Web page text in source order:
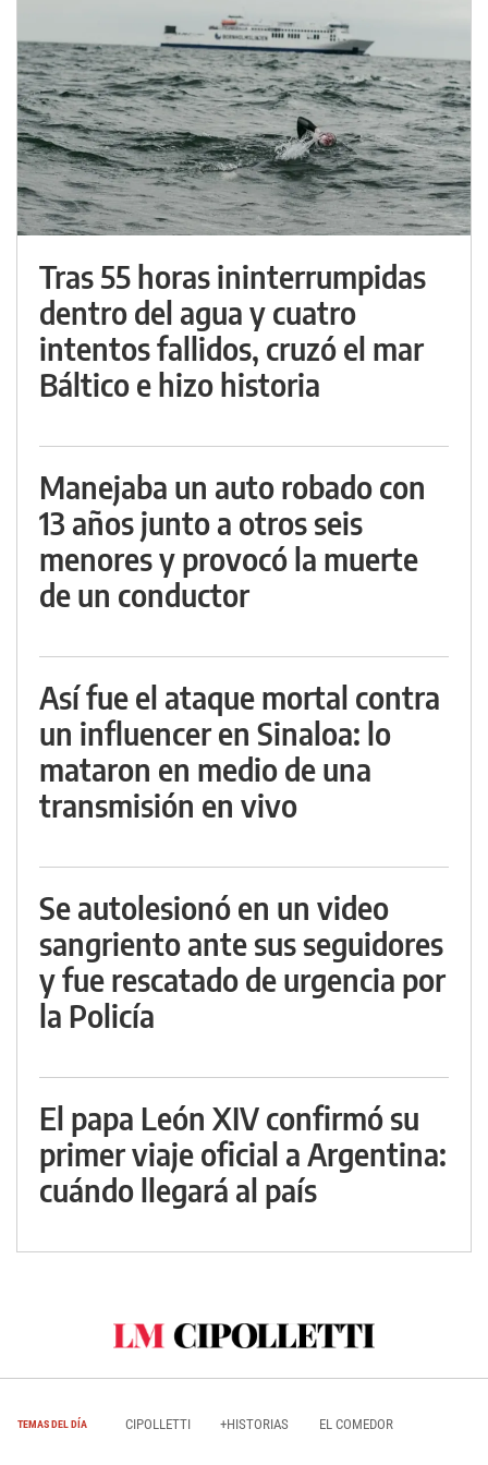
Tras 55 horas ininterrumpidas
dentro del agua y cuatro
intentos fallidos, cruzó el mar
Báltico e hizo historia
Manejaba un auto robado con
13 años junto a otros seis
menores y provocó la muerte
de un conductor
Así fue el ataque mortal contra
un influencer en Sinaloa: lo
mataron en medio de una
transmisión en vivo
Se autolesionó en un video
sangriento ante sus seguidores
y fue rescatado de urgencia por
la Policía
El papa León XIV confirmó su
primer viaje oficial a Argentina:
cuándo llegará al país
TEMAS DEL DÍA CIPOLLETTI +HISTORIAS EL COMEDOR